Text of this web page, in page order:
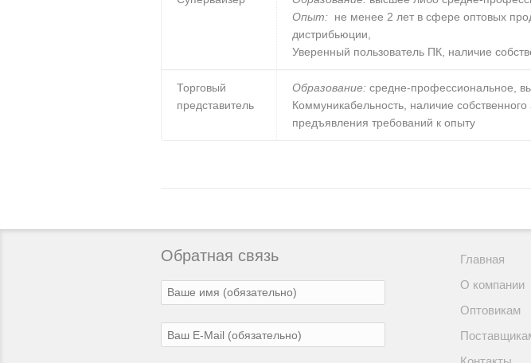
Опыт: не менее 2 лет в сфере оптовых
дистрибьюции,
Уверенный пользователь ПК, наличие
Торговый
представитель
Образование: средне-профессиональное,
Коммуникабельность, наличие собственного
предъявления требований к опыту
Обратная связь
Главная
О компании
Оптовикам